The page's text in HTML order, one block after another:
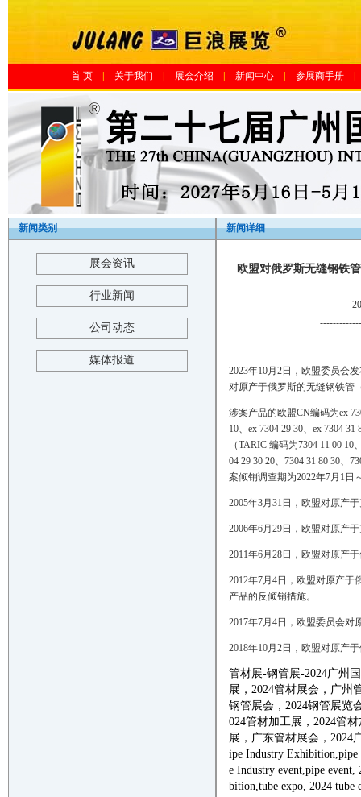
首 页 关于我们 展会介绍 新闻中心 参展商手册|
新闻类别
展会资讯
行业新闻
公司动态
媒体报道
新闻详细
欧盟对俄罗斯无缝钢铁
2023年10月2日，欧盟委员会
对原产于俄罗斯的无缝钢铁管
涉案产品的欧盟CN编码为ex
10、ex 7304 29 30、ex 7304 31
（TARIC 编码为7304 11 00 10
04 29 30 20、7304 31 80 30、
案倾销调查期为2022年7月1日
2005年3月31日，欧盟对原产
2006年6月29日，欧盟对原产
2011年6月28日，欧盟对原产
2012年7月4日，欧盟对原产
产品的反倾销措施。
2017年7月4日，欧盟委员会
2018年10月2日，欧盟对原产
管材展-钢管展-2024广州
展， 2024管材展会，广州
钢管展会， 2024钢管展览
024管材加工展， 2024管材
展，广东管材展会， 2024
ipe Industry Exhibition,pipe
e Industry event,pipe event,
bition,tube expo, 2024 tube